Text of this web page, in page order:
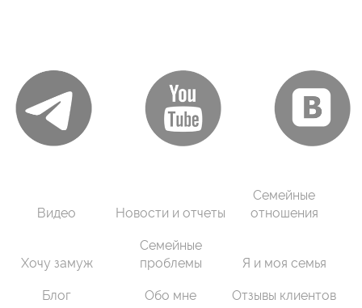
Видео Новости и отчеты
Семейные
отношения
Хочу замуж
Семейные
проблемы
Я и моя семья
Блог Обо мне Отзывы клиентов